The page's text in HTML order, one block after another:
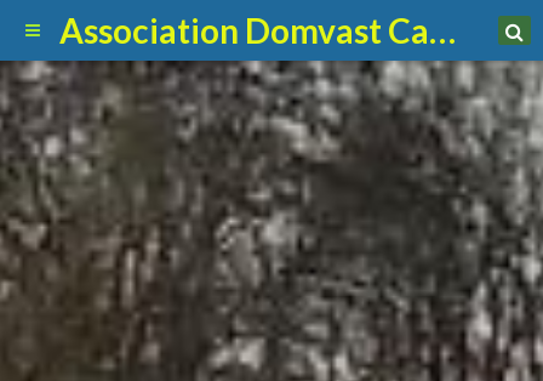
Association Domvast Canin Club